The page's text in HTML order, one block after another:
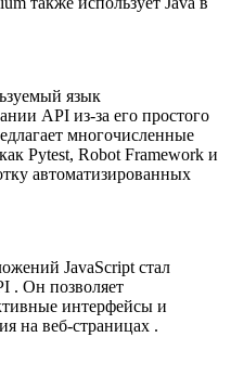
язык
API из-за его простого
многочисленные
Pytest, Robot Framework и
автоматизированных
JavaScript стал
. Он позволяет
интерфейсы и
на веб-страницах .